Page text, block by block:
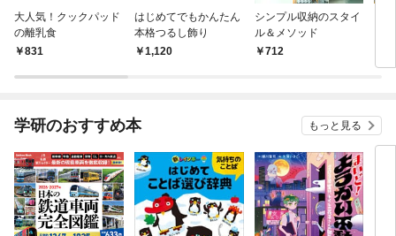
大人気！クックパッド
の離乳食
831
はじめてでもかんたん
本格つるし飾り
1,120
シンプル収納のスタイ
ル＆メソッド
712
学研のおすすめ本 もっと見る